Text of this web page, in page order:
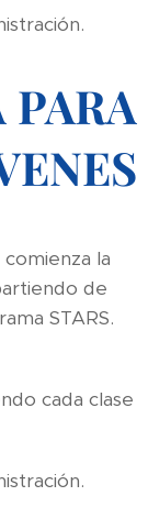
PARA
la
de
STARS.
cada clase